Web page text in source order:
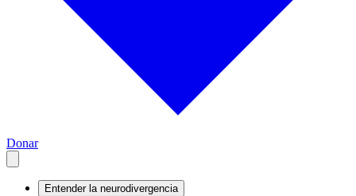
Donar
Entender la neurodivergencia